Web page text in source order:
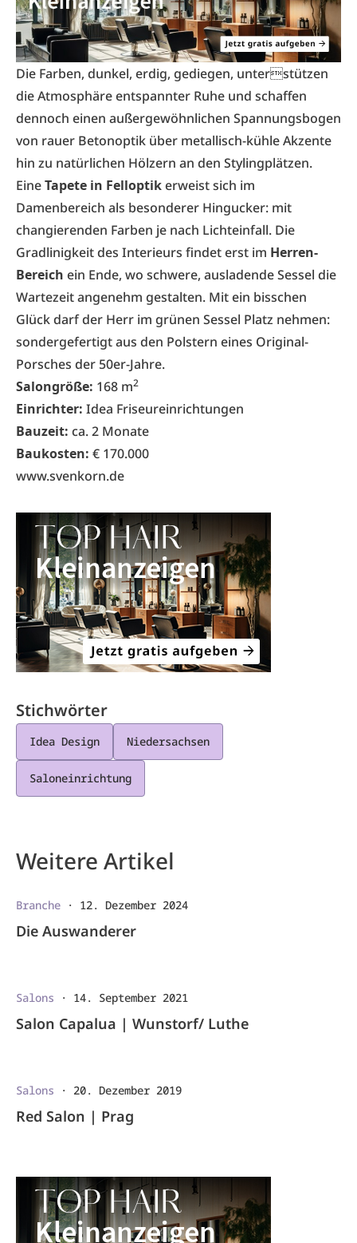
Die Farben, dunkel, erdig, gediegen, unterstützen
die Atmosphäre entspannter Ruhe und schaffen
dennoch einen außergewöhnlichen Spannungsbogen
von rauer Betonoptik über metallisch-kühle Akzente
hin zu natürlichen Hölzern an den Stylingplätzen.
EineTapete in Felloptikerweist sich im
Damenbereich als besonderer Hingucker: mit
changierenden Farben je nach Lichteinfall. Die
Gradlinigkeit des Interieurs findet erst im Herren-
Bereich ein Ende, wo schwere, ausladende Sessel die
Wartezeit angenehm gestalten. Mit ein bisschen
Glück darf der Herr im grünen Sessel Platz nehmen:
sondergefertigt aus den Polstern eines Original-
Porsches der 50er-Jahre.
Salongröße: 168 m2
Einrichter: Idea Friseureinrichtungen
Bauzeit: ca. 2 Monate
Baukosten: € 170.000
www.svenkorn.de
Stichwörter
Idea Design Niedersachsen
Saloneinrichtung
Weitere Artikel
Branche · 12. Dezember 2024
Die Auswanderer
Salons · 14. September 2021
Salon Capalua | Wunstorf/ Luthe
Salons · 20. Dezember 2019
Red Salon | Prag